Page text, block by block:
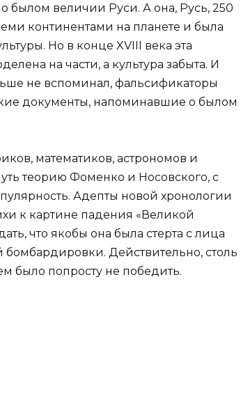
былом величии Руси. А она, Русь, 250
континентами на планете и была
Но в конце XVIII века эта
на части, а культура забыта. И
не вспоминал, фальсификаторы
документы, напоминавшие о былом
математиков, астрономов и
теорию Фоменко и Носовского, с
Адепты новой хронологии
к картине падения «Великой
что якобы она была стерта с лица
Действительно, столь
было попросту не победить.